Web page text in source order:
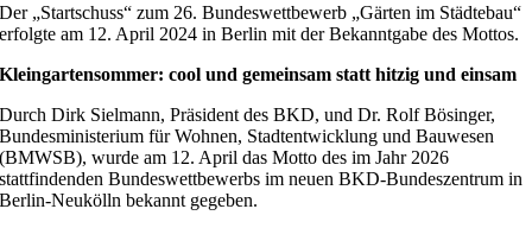
Der „Startschuss“ zum 26. Bundeswettbewerb „Gärten im Städtebau“
erfolgte am 12. April 2024 in Berlin mit der Bekanntgabe des Mottos.
Kleingartensommer: cool und gemeinsam statt hitzig und einsam
Durch Dirk Sielmann, Präsident des BKD, und Dr. Rolf Bösinger,
Bundesministerium für Wohnen, Stadtentwicklung und Bauwesen
(BMWSB), wurde am 12. April das Motto des im Jahr 2026
stattfindenden Bundeswettbewerbs im neuen BKD-Bundeszentrum in
Berlin-Neukölln bekannt gegeben.